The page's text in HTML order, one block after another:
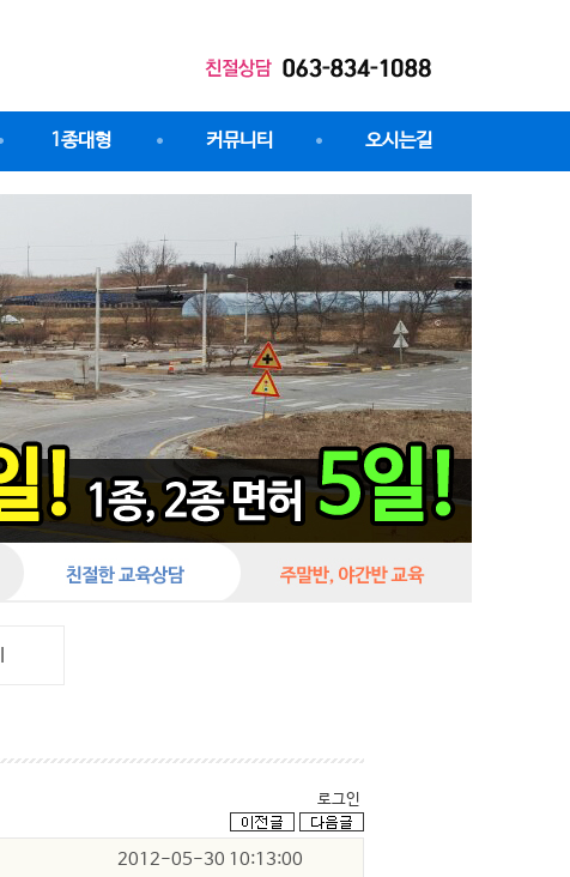
1종대형 커뮤니티 오시는길
로그인
2012-05-30 10:13:00